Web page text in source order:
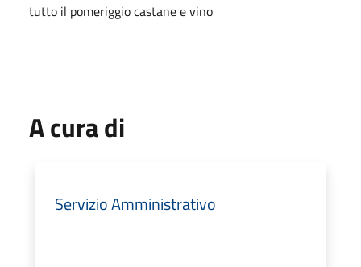
tutto il pomeriggio castane e vino
A cura di
Servizio Amministrativo